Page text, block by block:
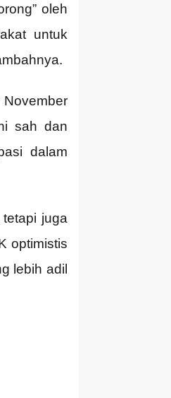
oleh
untuk
sah dan
dalam
juga
optimistis
lebih adil